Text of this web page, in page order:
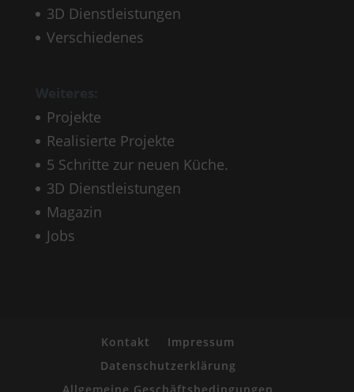
3D Dienstleistungen
Verschiedenes
Projekte
Realisierte Projekte
5 Schritte zur neuen Küche.
3D Dienstleistungen
Magazin
Jobs
Kontakt
Impressum
Datenschutzerklärung